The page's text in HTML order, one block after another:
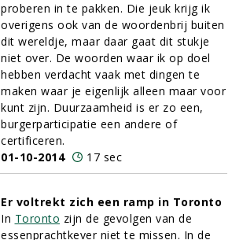
proberen in te pakken. Die jeuk krijg ik
overigens ook van de woordenbrij buiten
dit wereldje, maar daar gaat dit stukje
niet over. De woorden waar ik op doel
hebben verdacht vaak met dingen te
maken waar je eigenlijk alleen maar voor
kunt zijn. Duurzaamheid is er zo een,
burgerparticipatie een andere of
certificeren.
01-10-2014
17 sec
Er voltrekt zich een ramp in Toronto
In Toronto zijn de gevolgen van de
essenprachtkever niet te missen. In de